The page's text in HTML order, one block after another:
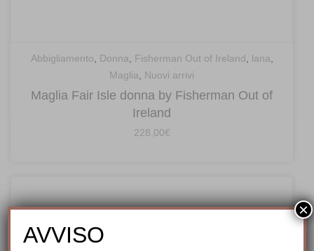
Abbigliamento, Donna, Fisherman Out of Ireland, lana,
Maglia, Nuovi arrivi
Maglia Fair Isle donna by Fisherman Out of
Ireland
228,00€
AVVISO
×